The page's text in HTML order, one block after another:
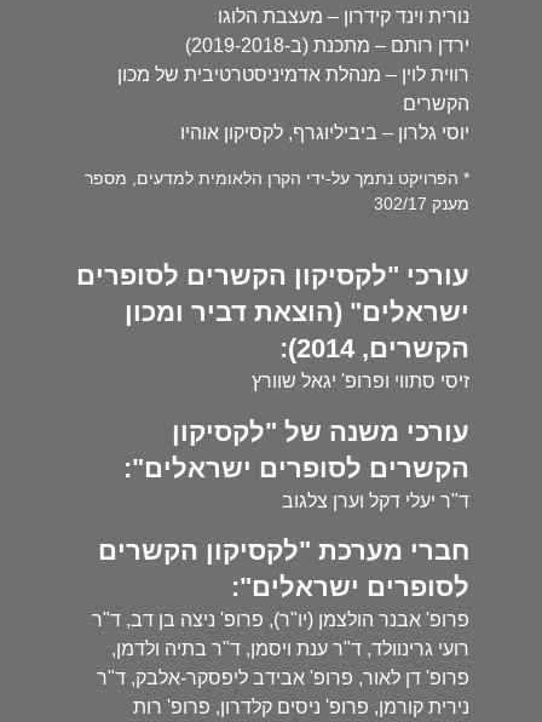
נורית וינד קידרון – מעצבת הלוגו
ירדן רותם – מתכנת (ב-2019-2018)
רווית לוין – מנהלת אדמיניסטרטיבית של מכון
הקשרים
יוסי גלרון – ביביליוגרף, לקסיקון אוהיו
* הפרויקט נתמך על-ידי הקרן הלאומית למדעים, מספר
מענק 302/17
עורכי "לקסיקון הקשרים לסופרים
ישראלים" (הוצאת דביר ומכון
הקשרים, 2014):
זיסי סתווי ופרופ' יגאל שוורץ
עורכי משנה של "לקסיקון
הקשרים לסופרים ישראלים":
ד"ר יעלי דקל וערן צלגוב
חברי מערכת "לקסיקון הקשרים
לסופרים ישראלים":
פרופ' אבנר הולצמן (יו"ר), פרופ' ניצה בן דב, ד"ר
רועי גרינוולד, ד"ר ענת ויסמן, ד"ר בתיה ולדמן,
פרופ' דן לאור, פרופ' אבידב ליפסקר-אלבק, ד"ר
נירית קורמן, פרופ' ניסים קלדרון, פרופ' רות